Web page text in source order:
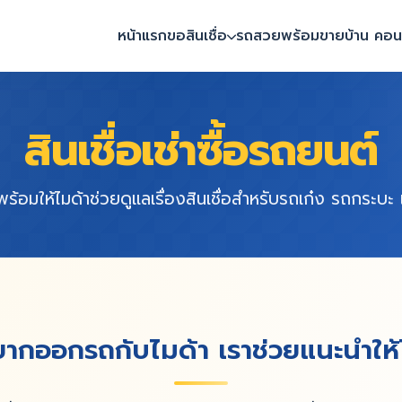
หน้าแรกขอสินเชื่อ รถสวยพร้อมขายบ้าน คอ
สินเชื่อเช่าซื้อรถยนต์
อมให้ไมด้าช่วยดูแลเรื่องสินเชื่อสำหรับรถเก๋ง รถกระบ
กออกรถกับไมด้า เราช่วยแนะนำใ